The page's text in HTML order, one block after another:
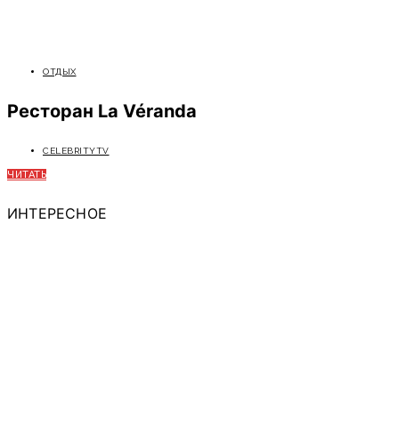
ОТДЫХ
Ресторан La Véranda
CELEBRITYTV
ЧИТАТЬ
ИНТЕРЕСНОЕ